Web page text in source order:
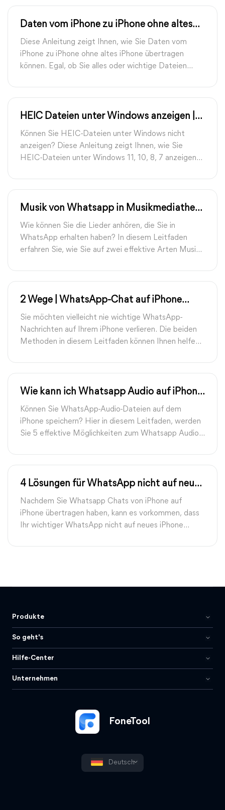
Daten vom iPhone zu iPhone ohne altes
iPhone übertragen | FoneTool
Diese Anleitung zeigt Ihnen, wie Sie Daten vom
iPhone zu iPhone ohne altes iPhone übertragen
können. Egal, ob Sie alles oder wichtige Dateien
HEIC Dateien unter Windows anzeigen |
FoneTool
Können Sie HEIC-Dateien unter Windows nicht
anzeigen? Diese Anleitung zeigt Ihnen, wie Sie
HEIC-Dateien unter Windows 11, 10, 8, 7 anzeigen
Musik von Whatsapp in Musikmediathek
übertragen | FoneTool
Wie können Sie die Lieder anhören, die Sie in
WhatsApp erhalten haben? In diesem Leitfaden
erfahren Sie, wie Sie auf zwei effektive Arten Musik
2 Wege | WhatsApp-Chat auf iPhone
wiederherstellen
Sie möchten vielleicht nie wichtige WhatsApp-
Nachrichten auf Ihrem iPhone verlieren. Die beiden
Methoden in diesem Leitfaden können Ihnen helfen,
Wie kann ich Whatsapp Audio auf iPhone
speichern? | FoneTool
Können Sie WhatsApp-Audio-Dateien auf dem
iPhone speichern? Hier in diesem Leitfaden, werden
Sie 5 effektive Möglichkeiten zum Whatsapp Audio
4 Lösungen für WhatsApp nicht auf neues
iPhone übertragen
Nachdem Sie Whatsapp Chats von iPhone auf
iPhone übertragen haben, kann es vorkommen, dass
Ihr wichtiger WhatsApp nicht auf neues iPhone
FoneTool
Deutsch
Produkte
So geht's
Hilfe-Center
Unternehmen